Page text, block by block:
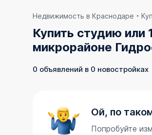
Недвижимость в Краснодаре
Купить студию
микрорайоне
0 объявлений в 0 новостройках
Ой, по
Попробуйте